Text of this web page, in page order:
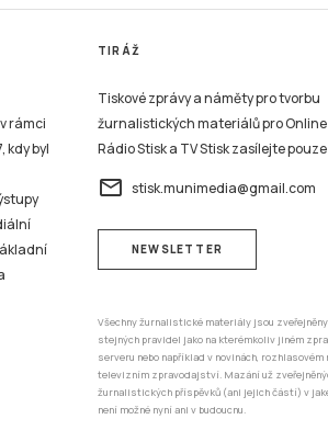
rámci
kdy byl
TIRÁŽ
Tiskové zprávy a náměty pro tvorbu
žurnalistických materiálů pro Online
Rádio Stisk a TV Stisk zasílejte
email stisk.munimedia@gmail.com
NEWSLETTER
Všechny žurnalistické materiály jsou
stejných pravidel jako na kterémkoliv jiném
serveru nebo například v novinách, rozhlasovém
televizním zpravodajství. Mazání už
žurnalistických příspěvků (ani jejich částí) v
není možné nyní ani v budoucnu.